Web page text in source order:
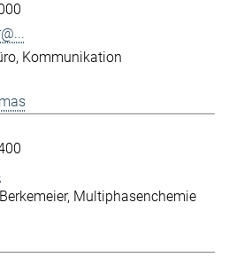
Kommunikation
Multiphasenchemie